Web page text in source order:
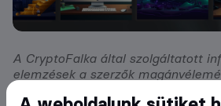
A CryptoFalka által szolgáltatott
elemzések a szerzők